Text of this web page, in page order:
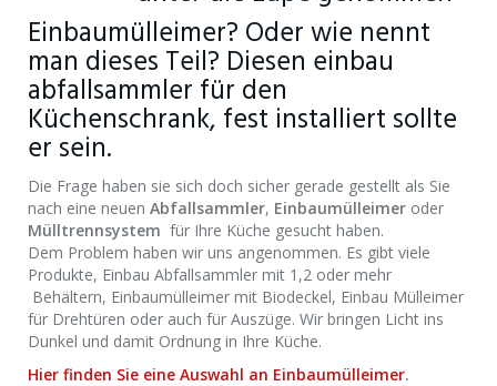
Einbaumülleimer? Oder wie nennt
man dieses Teil? Diesen einbau
abfallsammler für den
Küchenschrank, fest installiert sollte
er sein.
Die Frage haben sie sich doch sicher gerade gestellt als Sie
nach eine neuen Abfallsammler, Einbaumülleimer oder
Mülltrennsystem für Ihre Küche gesucht haben.
Dem Problem haben wir uns angenommen. Es gibt viele
Produkte, Einbau Abfallsammler mit 1,2 oder mehr
Behältern, Einbaumülleimer mit Biodeckel, Einbau Mülleimer
für Drehtüren oder auch für Auszüge. Wir bringen Licht ins
Dunkel und damit Ordnung in Ihre Küche.
Hier finden Sie eine Auswahl an Einbaumülleimer.